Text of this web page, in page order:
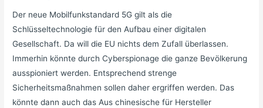
Der neue Mobilfunkstandard 5G gilt als die
Schlüsseltechnologie für den Aufbau einer digitalen
Gesellschaft. Da will die EU nichts dem Zufall überlassen.
Immerhin könnte durch Cyberspionage die ganze Bevölkerung
ausspioniert werden. Entsprechend strenge
Sicherheitsmaßnahmen sollen daher ergriffen werden. Das
könnte dann auch das Aus chinesische für Hersteller